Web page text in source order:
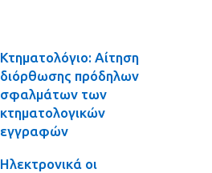
Κτηματολόγιο: Αίτηση
διόρθωσης πρόδηλων
σφαλμάτων των
κτηματολογικών
εγγραφών
Ηλεκτρονικά οι